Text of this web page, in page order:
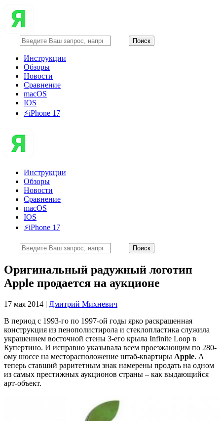
Инструкции
Обзоры
Новости
Сравнение
macOS
IOS
⚡️iPhone 17
Инструкции
Обзоры
Новости
Сравнение
macOS
IOS
⚡️iPhone 17
Оригинальный радужный логотип
Apple продается на аукционе
17 мая 2014 | Дмитрий Михневич
В период с 1993-го по 1997-ой годы ярко раскрашенная
конструкция из пенополистирола и стеклопластика служила
украшением восточной стены 3-его крыла Infinite Loop в
Купертино. И исправно указывала всем проезжающим по 280-
ому шоссе на месторасположение штаб-квартиры Apple. А
теперь ставший раритетным знак намерены продать на одном
из самых престижных аукционов страны – как выдающийся
арт-объект.